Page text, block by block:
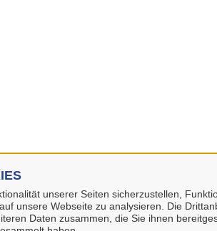
unserer Seiten sicherzustellen,
unsere Webseite zu analysieren. Die
Daten zusammen, die Sie ihnen